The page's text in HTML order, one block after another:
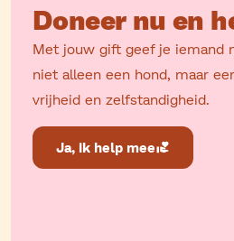
Doneer nu en
Met jouw gift geef je iemand
niet alleen een hond, maar
vrijheid en zelfstandigheid.
Ja, ik help mee